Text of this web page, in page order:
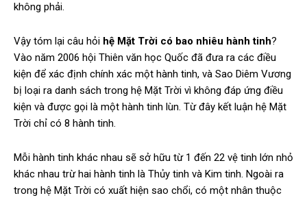
không phải.
Vậy tóm lại câu hỏi hệ Mặt Trời có bao nhiêu hành tinh?
Vào năm 2006 hội Thiên văn học Quốc đã đưa ra các điều
kiện để xác định chính xác một hành tinh, và Sao Diêm Vương
bị loại ra danh sách trong hệ Mặt Trời vì không đáp ứng điều
kiện và được gọi là một hành tinh lùn. Từ đây kết luận hệ Mặt
Trời chỉ có 8 hành tinh.
Mỗi hành tinh khác nhau sẽ sở hữu từ 1 đến 22 vệ tinh lớn nhỏ
khác nhau trừ hai hành tinh là Thủy tinh và Kim tinh. Ngoài ra
trong hệ Mặt Trời có xuất hiện sao chổi, có một nhân thuộc